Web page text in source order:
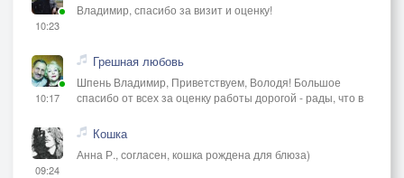
10:23
Владимир, спасибо за визит и оценку!
10:17
Грешная любовь
Шпень Владимир, Приветствуем, Володя! Большое
спасибо от всех за оценку работы дорогой - рады, что в
09:24
Кошка
Анна Р., согласен, кошка рождена для блюза)